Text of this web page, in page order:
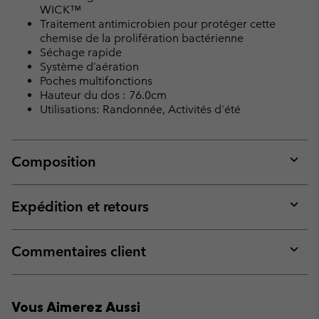
WICK™
Traitement antimicrobien pour protéger cette
chemise de la prolifération bactérienne
Séchage rapide
Système d’aération
Poches multifonctions
Hauteur du dos : 76.0cm
Utilisations: Randonnée, Activités d'été
Composition
or
Expédition et retours
or
Commentaires client
or
Vous Aimerez Aussi